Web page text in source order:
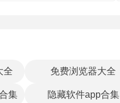
分类与中文释义，并附上
日语电子词典提供词源或
转，以扩展查询的覆盖范
全 免费浏览器大全
集 隐藏软件app合集